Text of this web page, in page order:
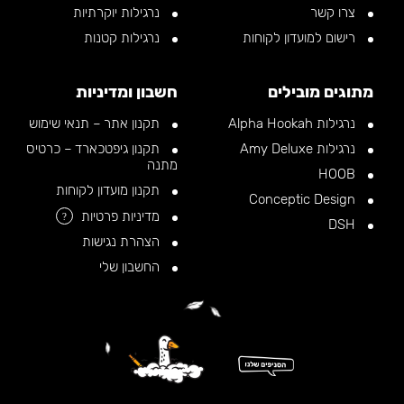
צרו קשר
רישום למועדון לקוחות
נרגילות יוקרתיות
נרגילות קטנות
מתוגים מובילים
נרגילות Alpha Hookah
נרגילות Amy Deluxe
חשבון ומדיניות
תקנון אתר – תנאי שימוש
תקנון גיפטכארד – כרטיס
מתנה
תקנון מועדון לקוחות
מדיניות פרטיות
?
הצהרת נגישות
החשבון שלי